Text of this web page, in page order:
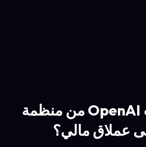
كيف تحولت OpenAI من منظمة
عملاق مالي؟